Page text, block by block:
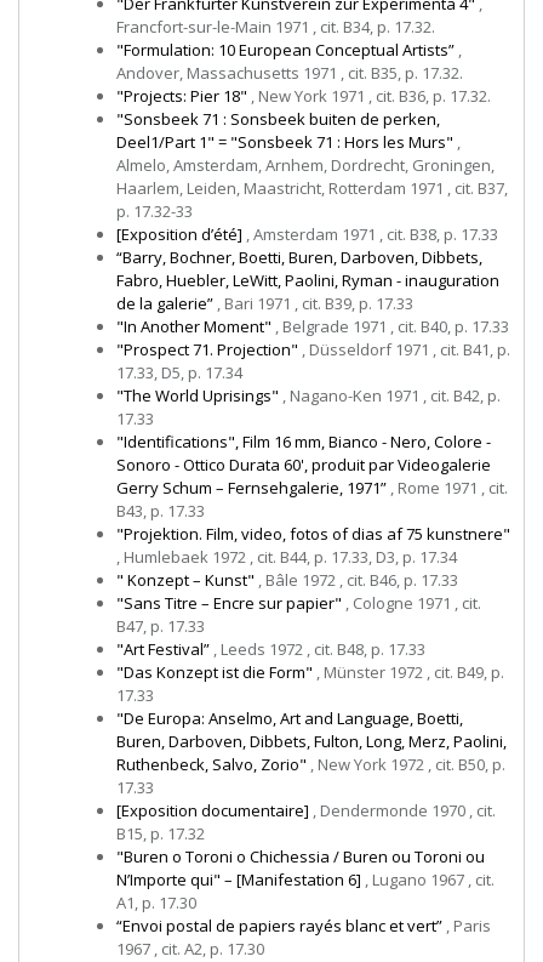
Francfort-sur-le-Main 1971 , cit. B34, p. 17.32.
"Formulation: 10 European Conceptual Artists” ,
Andover, Massachusetts 1971 , cit. B35, p. 17.32.
"Projects: Pier 18" , New York 1971 , cit. B36, p. 17.32.
"Sonsbeek 71 : Sonsbeek buiten de perken,
Deel1/Part 1" = "Sonsbeek 71 : Hors les Murs" ,
Almelo, Amsterdam, Arnhem, Dordrecht, Groningen,
Haarlem, Leiden, Maastricht, Rotterdam 1971 , cit. B37,
p. 17.32-33
[Exposition d’été] , Amsterdam 1971 , cit. B38, p. 17.33
“Barry, Bochner, Boetti, Buren, Darboven, Dibbets,
Fabro, Huebler, LeWitt, Paolini, Ryman - inauguration
de la galerie” , Bari 1971 , cit. B39, p. 17.33
"In Another Moment" , Belgrade 1971 , cit. B40, p. 17.33
"Prospect 71. Projection" , Düsseldorf 1971 , cit. B41, p.
17.33, D5, p. 17.34
"The World Uprisings" , Nagano-Ken 1971 , cit. B42, p.
17.33
"Identifications", Film 16 mm, Bianco - Nero, Colore -
Sonoro - Ottico Durata 60', produit par Videogalerie
Gerry Schum – Fernsehgalerie, 1971” , Rome 1971 , cit.
B43, p. 17.33
"Projektion. Film, video, fotos of dias af 75 kunstnere"
, Humlebaek 1972 , cit. B44, p. 17.33, D3, p. 17.34
" Konzept – Kunst" , Bâle 1972 , cit. B46, p. 17.33
"Sans Titre – Encre sur papier" , Cologne 1971 , cit.
B47, p. 17.33
"Art Festival” , Leeds 1972 , cit. B48, p. 17.33
"Das Konzept ist die Form" , Münster 1972 , cit. B49, p.
17.33
"De Europa: Anselmo, Art and Language, Boetti,
Buren, Darboven, Dibbets, Fulton, Long, Merz, Paolini,
Ruthenbeck, Salvo, Zorio" , New York 1972 , cit. B50, p.
17.33
[Exposition documentaire] , Dendermonde 1970 , cit.
B15, p. 17.32
"Buren o Toroni o Chichessia / Buren ou Toroni ou
N’Importe qui" – [Manifestation 6] , Lugano 1967 , cit.
A1, p. 17.30
“Envoi postal de papiers rayés blanc et vert” , Paris
1967 , cit. A2, p. 17.30